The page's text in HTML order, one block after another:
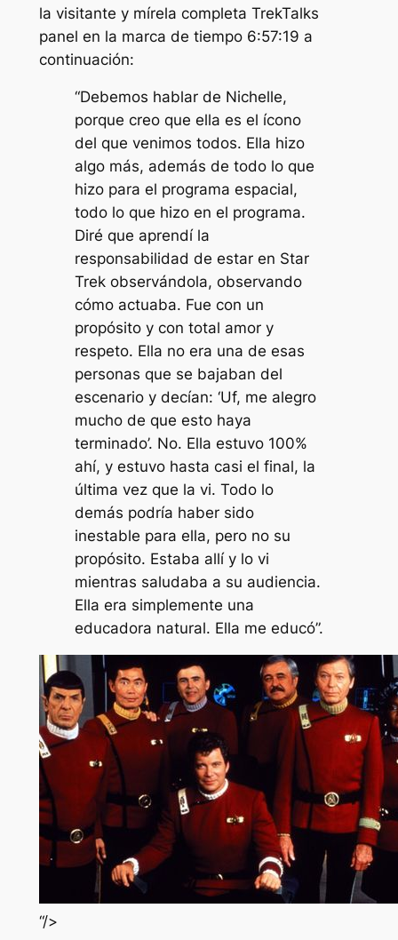
la visitante y mírela completa TrekTalks
panel en la marca de tiempo 6:57:19 a
continuación:
“Debemos hablar de Nichelle,
porque creo que ella es el ícono
del que venimos todos. Ella hizo
algo más, además de todo lo que
hizo para el programa espacial,
todo lo que hizo en el programa.
Diré que aprendí la
responsabilidad de estar en Star
Trek observándola, observando
cómo actuaba. Fue con un
propósito y con total amor y
respeto. Ella no era una de esas
personas que se bajaban del
escenario y decían: ‘Uf, me alegro
mucho de que esto haya
terminado’. No. Ella estuvo 100%
ahí, y estuvo hasta casi el final, la
última vez que la vi. Todo lo
demás podría haber sido
inestable para ella, pero no su
propósito. Estaba allí y lo vi
mientras saludaba a su audiencia.
Ella era simplemente una
educadora natural. Ella me educó”.
“/>